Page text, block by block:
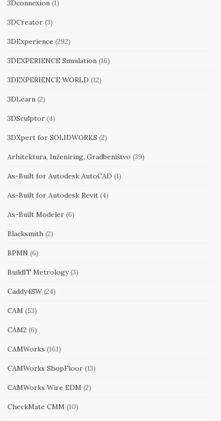
3Dconnexion (1)
3DCreator (3)
3DExperience (292)
3DEXPERIENCE Simulation (16)
3DEXPERIENCE WORLD (12)
3DLearn (2)
3DSculptor (4)
3DXpert for SOLIDWORKS (2)
Arhitektura, Inženiring, Gradbeništvo (39)
As-Built for Autodesk AutoCAD (1)
As-Built for Autodesk Revit (4)
As-Built Modeler (6)
Blacksmith (2)
BPMN (6)
BuildIT Metrology(3)
Caddy4SW (24)
CAM (53)
CAM2 (6)
CAMWorks (161)
CAMWorks ShopFloor (13)
CAMWorks Wire EDM (2)
CheckMate CMM (10)